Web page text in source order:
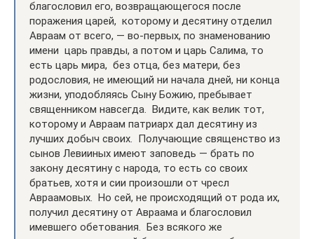
благословил его, возвращающегося после
поражения царей, которому и десятину отделил
Авраам от всего, — во-первых, по знаменованию
имени царь правды, а потом и царь Салима, то
есть царь мира, без отца, без матери, без
родословия, не имеющий ни начала дней, ни конца
жизни, уподобляясь Сыну Божию, пребывает
священником навсегда. Видите, как велик тот,
которому и Авраам патриарх дал десятину из
лучших добыч своих. Получающие священство из
сынов Левииных имеют заповедь — брать по
закону десятину с народа, то есть со своих
братьев, хотя и сии произошли от чресл
Авраамовых. Но сей, не происходящий от рода их,
получил десятину от Авраама и благословил
имевшего обетования. Без всякого же